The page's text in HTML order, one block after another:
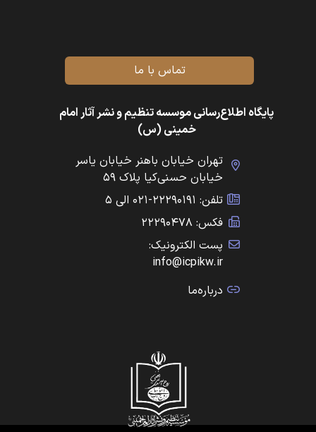
تماس با ما
پایگاه اطلاع‌رسانی موسسه تنظیم و نشر آثار امام
خمینی (س)
تهران خیابان باهنر خیابان یاسر
خیابان حسنی‌کیا پلاک ۵۹
تلفن: ۲۲۲۹۰۱۹۱-۰۲۱ الی ۵
فکس: ۲۲۲۹۰۴۷۸
پست الکترونیک:
info@icpikw.ir
درباره‌ما